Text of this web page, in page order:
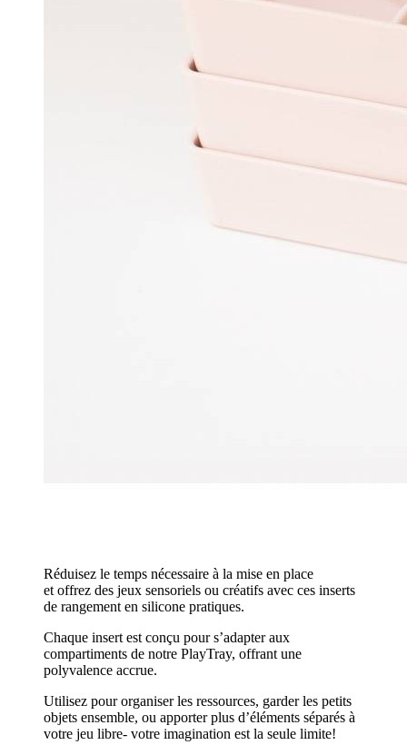
Réduisez le temps nécessaire à la mise en place
et offrez des jeux sensoriels ou créatifs avec ces inserts
de rangement en silicone pratiques.
Chaque insert est conçu pour s’adapter aux
compartiments de notre PlayTray, offrant une
polyvalence accrue.
Utilisez pour organiser les ressources, garder les petits
objets ensemble, ou apporter plus d’éléments séparés à
votre jeu libre- votre imagination est la seule limite!